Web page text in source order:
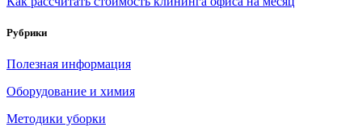
Рубрики
Полезная информация
Оборудование и химия
Методики уборки